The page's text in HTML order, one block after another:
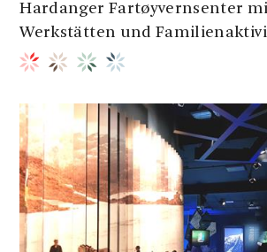
Hardanger Fartøyvernsenter
Werkstätten und